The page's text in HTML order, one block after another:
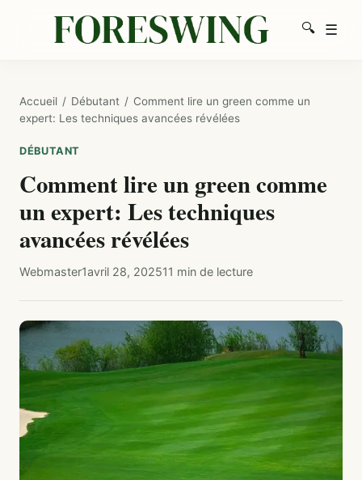
🔍
☰
Accueil / Débutant / Comment lire un green comme un
expert: Les techniques avancées révélées
DÉBUTANT
Comment lire un green comme
un expert: Les techniques
avancées révélées
Webmaster1avril 28, 202511 min de lecture